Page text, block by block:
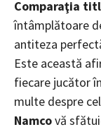
Comparaţia
întâmplătoare
antiteza
Este această
fiecare jucător
multe despre
Namcovă